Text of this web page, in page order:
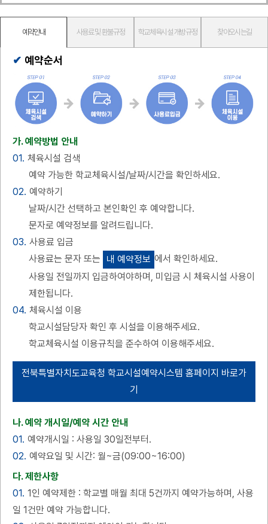
예약안내 사용료 및 환불규정 학교체육시설 개방규정 찾아오시는길
예약순서
가. 예약방법 안내
01. 체육시설 검색
예약 가능한 학교체육시설/날짜/시간을 확인하세요.
02. 예약하기
날짜/시간 선택하고 본인확인 후 예약합니다.
문자로 예약정보를 알려드립니다.
03. 사용료 입금
사용료는 문자 또는
내 예약정보 에서 확인하세요.
사용일 전일까지 입금하여야하며, 미입금 시 체육시설 사용이
제한됩니다.
04. 체육시설 이용
학교시설담당자 확인 후 시설을 이용해주세요.
학교체육시설 이용규칙을 준수하여 이용해주세요.
전북특별자치도교육청 학교시설예약시스템 홈페이지 바로가
기
나. 예약 개시일/예약 시간 안내
01. 예약개시일 : 사용일 30일전부터.
02. 예약요일 및 시간: 월~금(09:00~16:00)
다. 제한사항
01. 1인 예약제한 : 학교별 매월 최대 5건까지 예약가능하며, 사용
일 1건만 예약 가능합니다.